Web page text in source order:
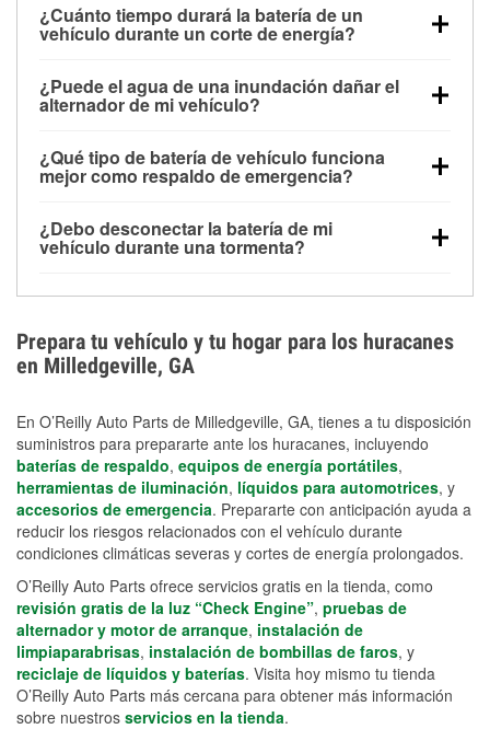
¿Cuánto tiempo durará la batería de un
vehículo durante un corte de energía?
alimentar pequeños accesorios durante un tiempo
limitado, pero el uso repetido sin conducir el vehículo
contar con un equipo de carga de respaldo para
cortes prolongados.
¿Puede el agua de una inundación dañar el
alternador de mi vehículo?
parte baja del compartimento del motor y pueden
dañarse si se sumergen, lo que puede provocar una
días después de la exposición.
¿Qué tipo de batería de vehículo funciona
mejor como respaldo de emergencia?
para aplicaciones de ciclo profundo porque son
selladas, resistentes a las vibraciones y más
¿Debo desconectar la batería de mi
vehículo durante una tormenta?
los daños por inundación. Evitar el agua estancada y
preparar opciones de carga de respaldo son
medidas de protección más efectivas.
Prepara tu vehículo y tu hogar para los huracanes
en Milledgeville, GA
En O’Reilly Auto Parts de Milledgeville, GA, tienes a tu disposición
suministros para prepararte ante los huracanes, incluyendo
baterías de respaldo, equipos de energía portátiles,
herramientas de iluminación, líquidos para automotrices, y
accesorios de emergencia. Prepararte con anticipación ayuda a
reducir los riesgos relacionados con el vehículo durante
condiciones climáticas severas y cortes de energía prolongados.
O’Reilly Auto Parts ofrece servicios gratis en la tienda, como
revisión gratis de la luz “Check Engine”, pruebas de
alternador y motor de arranque, instalación de
limpiaparabrisas, instalación de bombillas de faros, y
reciclaje de líquidos y baterías. Visita hoy mismo tu tienda
O’Reilly Auto Parts más cercana para obtener más información
sobre nuestros servicios en la tienda.